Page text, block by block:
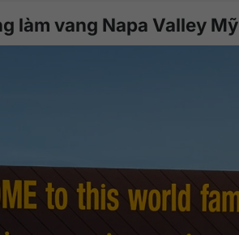
làm vang Napa Valley Mỹ